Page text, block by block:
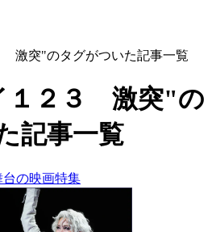
激突"のタグがついた記事一覧
１２３ 激突"の
記事一覧
台の映画特集